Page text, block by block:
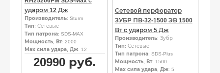
ударом 12 Дж
Производитель: Sturm
Тип: Сетевые
Тип патрона: SDS-MAX
Мощность, Вт: 2000
Мах сила удара, Дж: 12
20990 руб.
Сетевой перфоратор
ЗУБР ПВ-32-1500 ЭВ 1500
Вт с ударом 5 Дж
Производитель: Зубр
Тип: Сетевые
Тип патрона: SDS-Plus
Мощность, Вт: 1500
Мах сила удара, Дж: 5